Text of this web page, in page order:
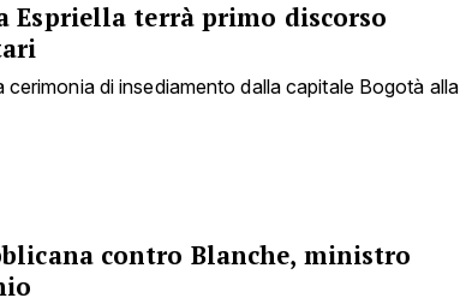
Espriella terrà primo discorso
di insediamento dalla capitale Bogotà alla
contro Blanche, ministro